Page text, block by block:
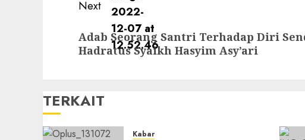
Next
Adab Seorang Santri Terhadap Diri
Hadratus Syaikh Hasyim Asy’ari
TERKAIT
Kabar